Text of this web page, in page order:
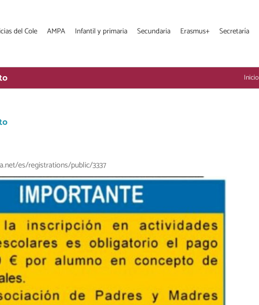
del Cole AMPA Infantil y primaria Secundaria Erasmus+ Secretaría
Inicio
es/registrations/public/3337